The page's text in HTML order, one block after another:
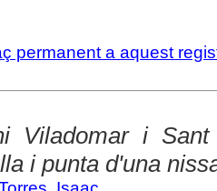
permanent a aquest
Viladomar i
i punta d'una